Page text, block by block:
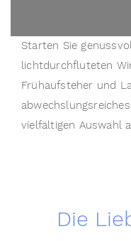
Starten Sie
lichtdurchfluteten
Frühaufsteher und
vielfältigen Auswahl
Die